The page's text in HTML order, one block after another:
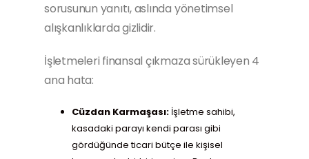
sorusunun yanıtı, aslında yönetimsel
alışkanlıklarda gizlidir.
İşletmeleri finansal çıkmaza sürükleyen 4
ana hata:
Cüzdan Karmaşası: İşletme sahibi,
kasadaki parayı kendi parası gibi
gördüğünde ticari bütçe ile kişisel